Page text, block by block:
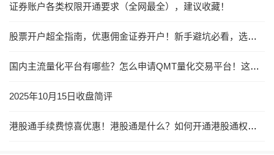
证券账户各类权限开通要求（全网最全），建议收藏！
股票开户超全指南，优惠佣金证券开户！新手避坑必看，选对券商很重要！
国内主流量化平台有哪些？怎么申请QMT量化交易平台！这家券商低门槛申请QMT！
2025年10月15日收盘简评
港股通手续费惊喜优惠！港股通是什么？如何开通港股通权限？